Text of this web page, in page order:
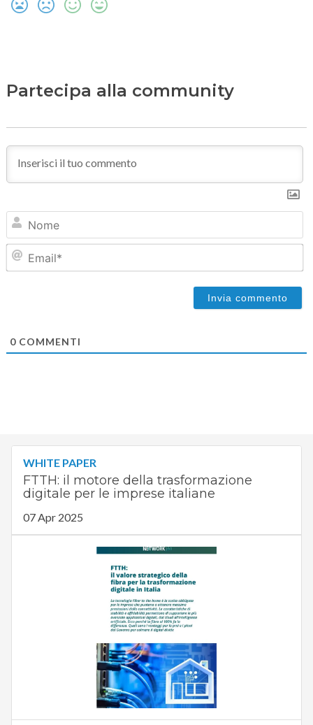
Partecipa alla community
0COMMENTI
WHITE PAPER
FTTH: il motore della trasformazione
digitale per le imprese italiane
07 Apr 2025